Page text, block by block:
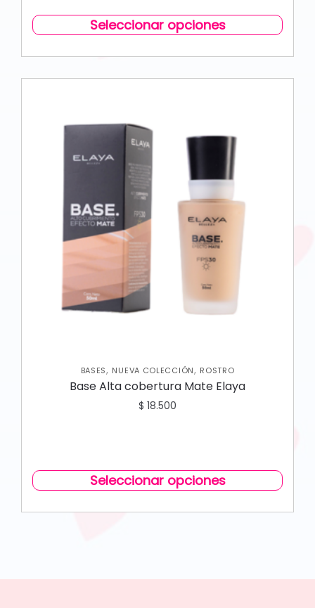
Seleccionar opciones
BASES, NUEVA COLECCIÓN, ROSTRO
Base Alta cobertura Mate Elaya
$ 18.500
Seleccionar opciones